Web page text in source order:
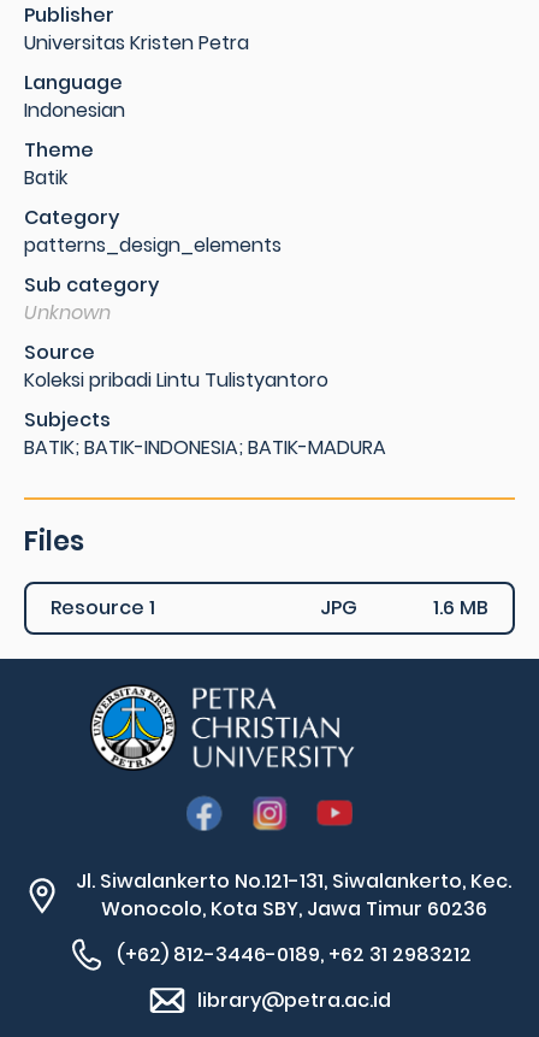
Publisher
Universitas Kristen Petra
Language
Indonesian
Theme
Batik
Category
patterns_design_elements
Sub category
Unknown
Source
Koleksi pribadi Lintu Tulistyantoro
Subjects
BATIK; BATIK-INDONESIA; BATIK-MADURA
Files
Resource 1 JPG 1.6 MB
Jl. Siwalankerto No.121-131, Siwalankerto, Kec.
Wonocolo, Kota SBY, Jawa Timur 60236
(+62) 812-3446-0189, +62 31 2983212
library@petra.ac.id